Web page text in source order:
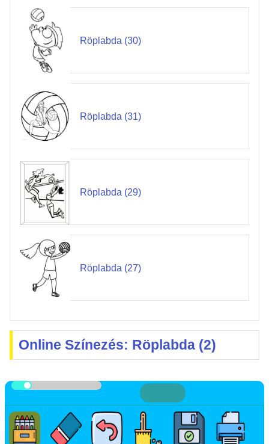
Röplabda (30)
Röplabda (31)
Röplabda (29)
Röplabda (27)
Online Színezés: Röplabda (2)